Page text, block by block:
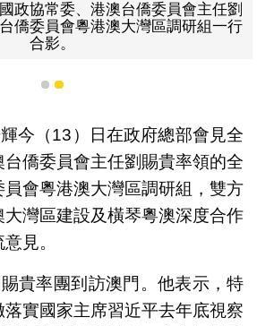
政協常委、港澳台僑委員會主任劉
僑委員會粵港澳大灣區調研組一行
合影。
1 2
今（13）日在政府總部會見全
台僑委員會主任劉賜貴率領的全
員會粵港澳大灣區調研組，雙方
灣區建設及橫琴粵澳深度合作
見。
貴率團到訪澳門。他表示，特
落實國家主席習近平去年底視察